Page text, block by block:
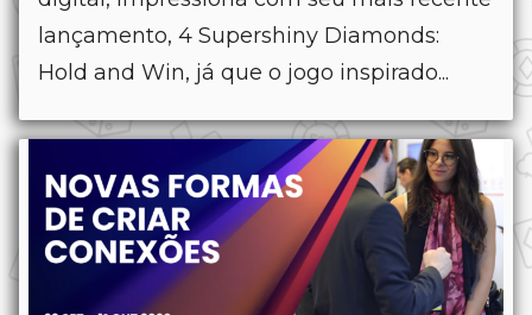
lançamento, 4 Supershiny Diamonds:
Hold and Win, já que o jogo inspirado...